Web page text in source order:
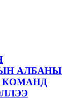
АЛБАНЫ
КОМАНД